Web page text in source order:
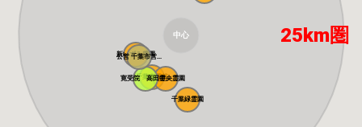
千葉東霊苑
千葉緑霊園
千葉中央霊園
新いずみ霊園
寛受院 高田霊...
公営 千葉市営...
中心 25km圏